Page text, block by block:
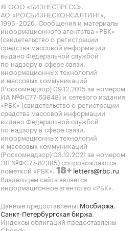
© ООО «БИЗНЕСПРЕСС»,
АО «РОСБИЗНЕСКОНСАЛТИНГ»,
1995–2026. Сообщения и материалы
информационного агентства «РБК»
(свидетельство о регистрации
средства массовой информации
выдано Федеральной службой
по надзору в сфере связи,
информационных технологий
и массовых коммуникаций
(Роскомнадзор) 09.12.2015 за номером
ИА №ФС77-63848) и сетевого издания
«РБК» (свидетельство о регистрации
средства массовой информации
выдано Федеральной службой
по надзору в сфере связи,
информационных технологий
и массовых коммуникаций
(Роскомнадзор) 03.12.2021 за номером
ЭЛ №ФС77-82385) сопровождаются
пометкой «РБК». 18+ letters@rbc.ru
Владельцем сайта является
информационное агентство «РБК».
Данные предоставлены: Мосбиржа,
Санкт-Петербургская биржа.
Индексы облигаций предоставлены